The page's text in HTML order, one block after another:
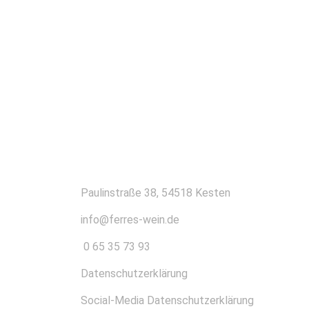
Paulinstraße 38, 54518 Kesten
info@ferres-wein.de
0 65 35 73 93
Datenschutzerklärung
Social-Media Datenschutzerklärung